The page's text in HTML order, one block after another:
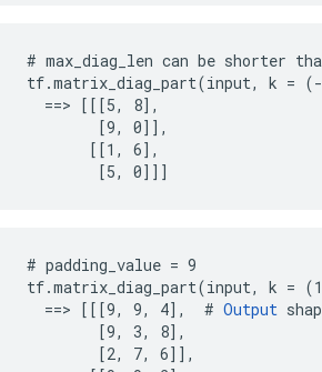
# max_diag_len can be shorter
tf.matrix_diag_part(input, k =
  ==> [[[5, 8],
        [9, 0]],
       [[1, 6],
        [5, 0]]]
# padding_value = 9
tf.matrix_diag_part(input, k =
  ==> [[[9, 9, 4],  #
Output
        [9, 3, 8],
        [2, 7, 6]],